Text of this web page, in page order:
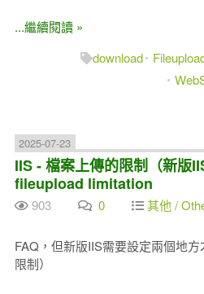
...繼續閱讀 »
download
2025-07-23
IIS - 檔案上傳的限制（新版
fileupload limitation
903 0 其他 /
FAQ，但新版IIS需要設定兩個地
限制）